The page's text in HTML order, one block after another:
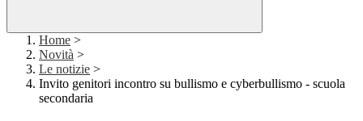
Home >
Novità >
Le notizie >
Invito genitori incontro su bullismo e cyberbullismo - scuola
secondaria